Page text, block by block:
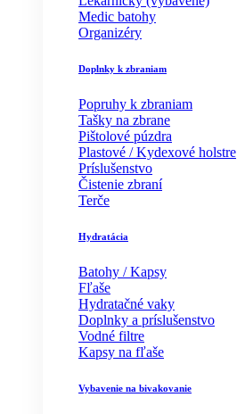
Medic batohy
Organizéry
Doplnky k zbraniam
Popruhy k zbraniam
Tašky na zbrane
Pištolové púzdra
Plastové / Kydexové holstre
Príslušenstvo
Čistenie zbraní
Terče
Hydratácia
Batohy / Kapsy
Fľaše
Hydratačné vaky
Doplnky a príslušenstvo
Vodné filtre
Kapsy na fľaše
Vybavenie na bivakovanie